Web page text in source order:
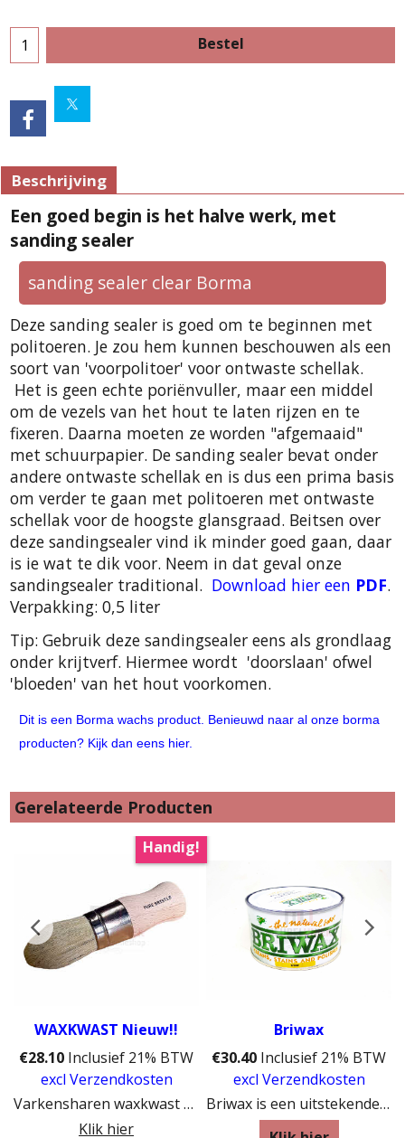
Bestel
Beschrijving
Een goed begin is het halve werk, met
sanding sealer
sanding sealer clear Borma
Deze sanding sealer is goed om te beginnen met
politoeren. Je zou hem kunnen beschouwen als een
soort van 'voorpolitoer' voor ontwaste schellak.
Het is geen echte poriënvuller, maar een middel
om de vezels van het hout te laten rijzen en te
fixeren. Daarna moeten ze worden "afgemaaid"
met schuurpapier. De sanding sealer bevat onder
andere ontwaste schellak en is dus een prima basis
om verder te gaan met politoeren met ontwaste
schellak voor de hoogste glansgraad. Beitsen over
deze sandingsealer vind ik minder goed gaan, daar
is ie wat te dik voor. Neem in dat geval onze
sandingsealer traditional. Download hier een PDF.
Verpakking: 0,5 liter
Tip: Gebruik deze sandingsealer eens als grondlaag
onder krijtverf. Hiermee wordt 'doorslaan' ofwel
'bloeden' van het hout voorkomen.
Dit is een Borma wachs product. Benieuwd naar al onze borma
producten? Kijk dan eens hier.
Gerelateerde Producten
Handig!
WAXKWAST Nieuw!!
€28.10 Inclusief 21% BTW
excl Verzendkosten
Varkensharen waxkwast voor het inwrijven van meubelwas
Klik hier
Briwax
€30.40 Inclusief 21% BTW
excl Verzendkosten
Briwax is een uitstekende boenwas voor houten oppervlakken.